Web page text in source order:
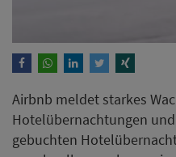
Airbnb meldet starkes
Hotelübernachtungen
gebuchten